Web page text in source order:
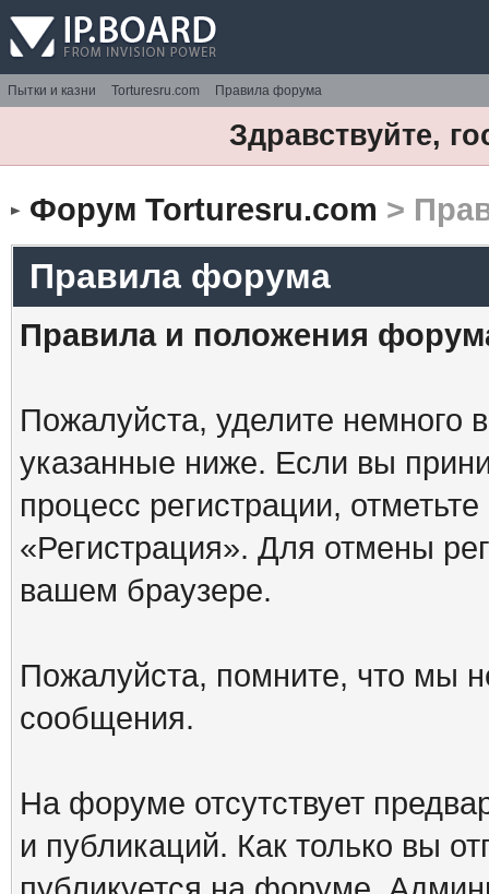
Пытки и казни Torturesru.com Правила форума
Здравствуйте,
Форум Torturesru.com >
Правила форума
Правила и положения
Пожалуйста, уделите немного
указанные ниже. Если вы
процесс регистрации,
«Регистрация». Для отмены
вашем браузере.
Пожалуйста, помните, что мы
сообщения.
На форуме отсутствует
и публикаций. Как только вы